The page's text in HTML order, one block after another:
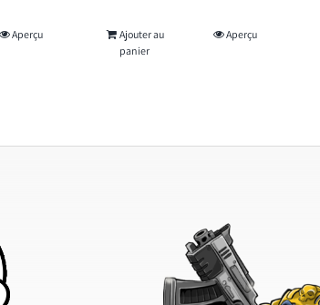
Aperçu
Ajouter au
panier
Aperçu